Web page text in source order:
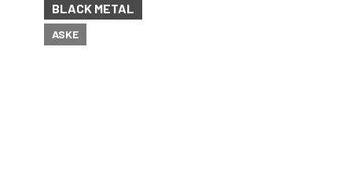
BLACK METAL
ASKE